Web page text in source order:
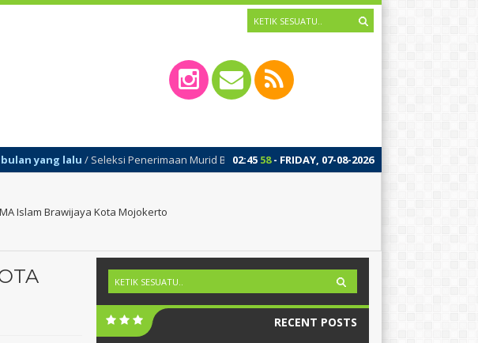
02:45 58- FRIDAY, 07-08-2026
yang lalu/ Seleksi Penerimaan Murid Baru (SPMB 2026) SMA Islam Brawijaya Kota Mojokerto
Islam Brawijaya Kota Mojokerto
RECENT POSTS